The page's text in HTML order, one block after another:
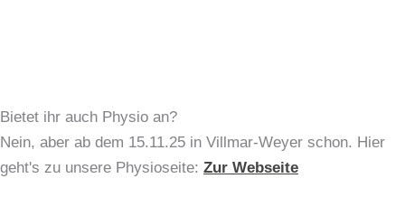
Bietet ihr auch Physio an?
Nein, aber ab dem 15.11.25 in Villmar-Weyer schon. Hier
geht's zu unsere Physioseite: Zur Webseite